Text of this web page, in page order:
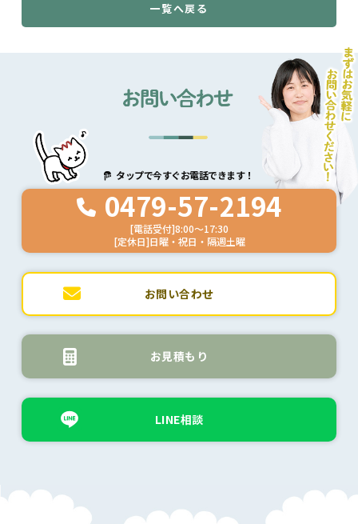
一覧へ戻る
タップで今すぐお電話できます！
0479-57-2194
[電話受付]8:00～17:30
[定休日]日曜・祝日・隔週土曜
お問い合わせ
お見積もり
LINE相談